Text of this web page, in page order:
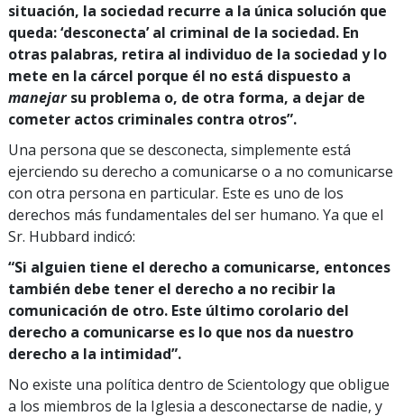
situación, la sociedad recurre a la única solución que
queda: ‘desconecta’ al criminal de la sociedad. En
otras palabras, retira al individuo de la sociedad y lo
mete en la cárcel porque él no está dispuesto a
manejarsu problema o, de otra forma, a dejar de
cometer actos criminales contra otros”.
Una persona que se desconecta, simplemente está
ejerciendo su derecho a comunicarse o a no comunicarse
con otra persona en particular. Este es uno de los
derechos más fundamentales del ser humano. Ya que el
Sr. Hubbard indicó:
“Si alguien tiene el derecho a comunicarse, entonces
también debe tener el derecho a no recibir la
comunicación de otro. Este último corolario del
derecho a comunicarse es lo que nos da nuestro
derecho a la intimidad”.
No existe una política dentro de Scientology que obligue
a los miembros de la Iglesia a desconectarse de nadie, y